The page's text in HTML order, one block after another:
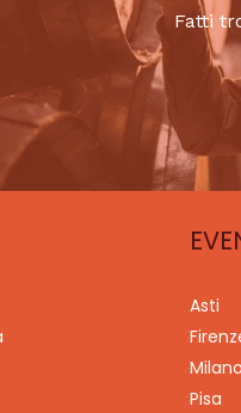
Fatti
Asti
Milano
Pisa